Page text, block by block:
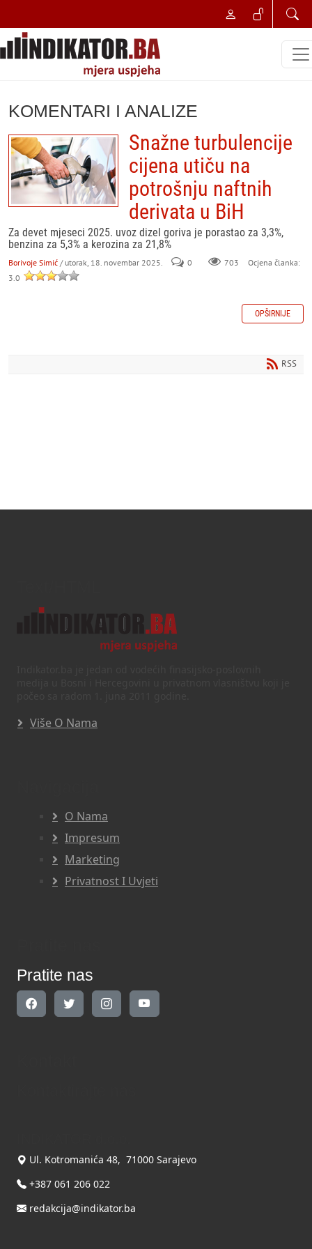
KOMENTARI I ANALIZE
Snažne turbulencije
cijena utiču na
potrošnju naftnih
derivata u BiH
Za devet mjeseci 2025. uvoz dizel goriva je porastao za 3,3%,
benzina za 5,3% a kerozina za 21,8%
Borivoje Simić / utorak, 18. novembar 2025. 0 703
Ocjena članka:
3.0
OPŠIRNIJE
RSS
Više O Nama
O Nama
Impresum
Marketing
Privatnost I Uvjeti
Pratite nas
Ul. Kotromanića 48, 71000 Sarajevo
+387 061 206 022
redakcija@indikator.ba